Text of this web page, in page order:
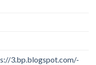
3.bp.blogspot.com/-